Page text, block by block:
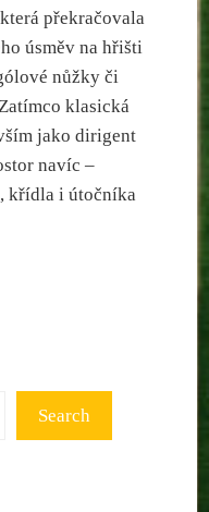
překračovala
úsměv na hřišti
nůžky či
klasická
jako dirigent
navíc –
křídla i útočníka
Search